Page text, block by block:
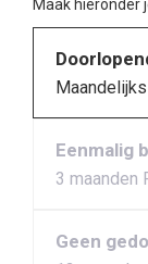
Maak hieronder
Eenmalig
3 maanden
Geen